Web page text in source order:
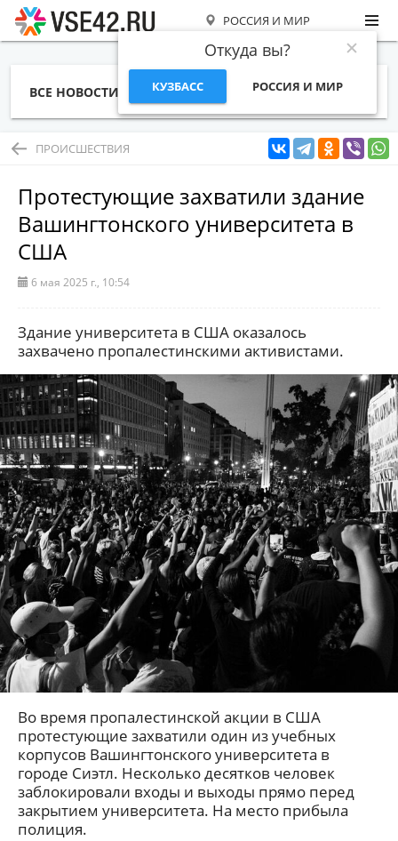
РОССИЯ И МИР
Откуда вы?
КУЗБАСС РОССИЯ И МИР
ВСЕ НОВОСТИ СТАТЬИ ТЕМЫ ФОТО
ПРОИСШЕСТВИЯ
Протестующие захватили здание
Вашингтонского университета в
США
6 мая 2025 г., 10:54
Здание университета в США оказалось
захвачено пропалестинскими активистами.
Во время пропалестинской акции в США
протестующие захватили один из учебных
корпусов Вашингтонского университета в
городе Сиэтл. Несколько десятков человек
заблокировали входы и выходы прямо перед
закрытием университета. На место прибыла
полиция.